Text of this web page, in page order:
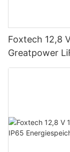
Foxtech 12,8
Greatpower
IP65